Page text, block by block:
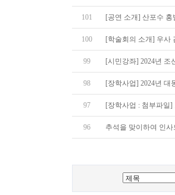
101 [공연 소개] 산포수 홍
100 [학술회의 소개] 우사
99 [시민강좌] 2024년 조
98 [장학사업] 2024년 대
97 [장학사업 : 첨부파일
96 추석을 맞이하여 인